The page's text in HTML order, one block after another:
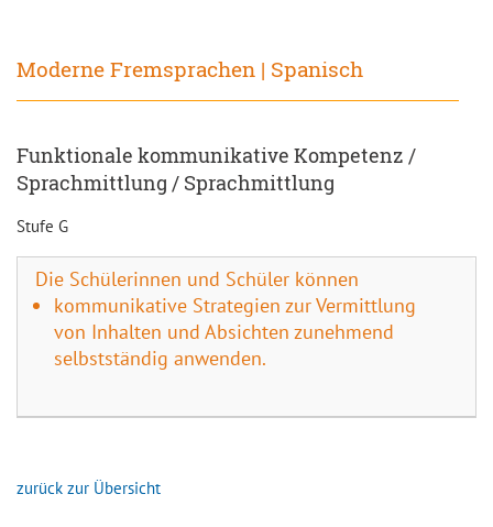
Moderne Fremsprachen | Spanisch
Funktionale kommunikative Kompetenz /
Sprachmittlung / Sprachmittlung
Stufe G
Die Schülerinnen und Schüler können
kommunikative Strategien zur Vermittlung
von Inhalten und Absichten zunehmend
selbstständig anwenden.
zurück zur Übersicht